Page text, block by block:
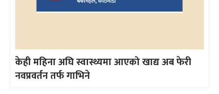
केही महिना अघि स्वास्थ्यमा आएको खाद्य अब फेरी
नवप्रवर्तन तर्फ गाभिने